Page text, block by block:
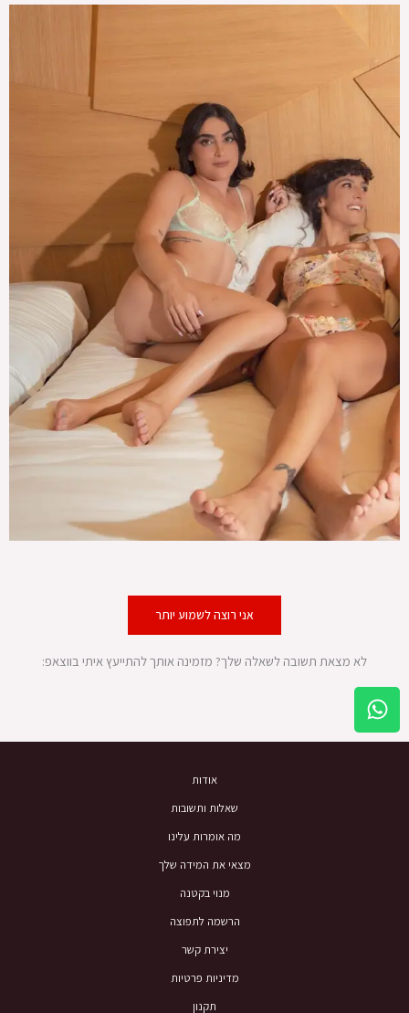
אני רוצה לשמוע יותר
לא מצאת תשובה לשאלה שלך? מזמינה אותך להתייעץ איתי בווצאפ:
W
h
a
אודות
שאלות ותשובות
מה אומרות עלינו
מצאי את המידה שלך
מנוי בקטנה
הרשמה לתפוצה
יצירת קשר
מדיניות פרטיות
תקנון